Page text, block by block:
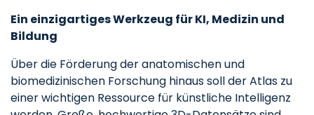
Ein einzigartiges Werkzeug für KI, Medizin und
Bildung
Über die Förderung der anatomischen und
biomedizinischen Forschung hinaus soll der Atlas zu
einer wichtigen Ressource für künstliche Intelligenz